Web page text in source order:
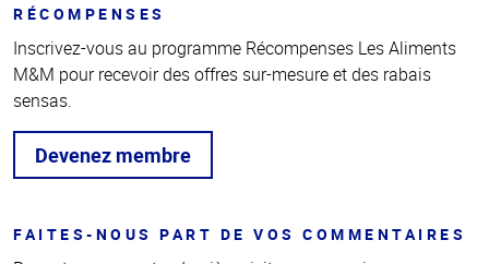
RÉCOMPENSES
Inscrivez-vous au programme Récompenses Les Aliments
M&M pour recevoir des offres sur-mesure et des rabais
sensas.
Devenez membre
FAITES-NOUS PART DE VOS COMMENTAIRES